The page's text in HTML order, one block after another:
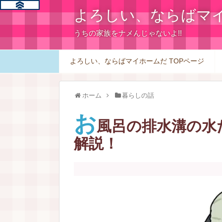
よろしい、ならばマ
うちの家族をナメんじゃないよ!!
よろしい、ならばマイホームだ TOPページ
ホーム 暮らしの話
お風呂の排水溝の
解説！